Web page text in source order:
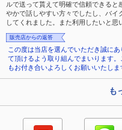
ルで送って貰えて明確で信頼できる
やかで話しやすい方々でしたし、バイ
してくれました。また利用したいと思
販売店からの返答
この度は当店を選んでいただき誠に
て頂けるよう取り組んでまいります
もお付き合いよろしくお願いいたし
も